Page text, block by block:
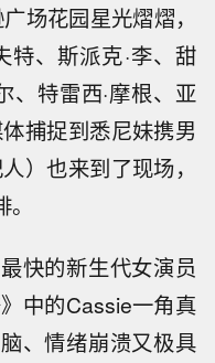
场花园星光熠熠，
特、斯派克·李、甜
、特雷西·摩根、亚
捕捉到悉尼妹携男
）也来到了现场，
快的新生代女演员
中的Cassie一角真
、情绪崩溃又极具